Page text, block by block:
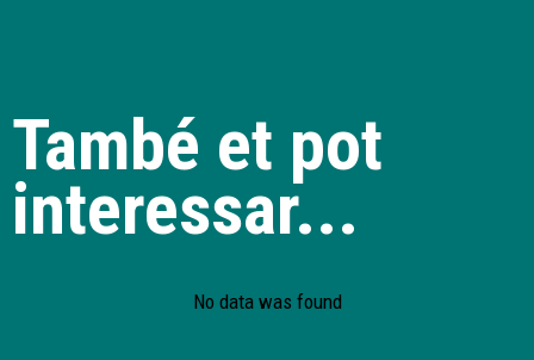
També et pot
interessar...
No data was found